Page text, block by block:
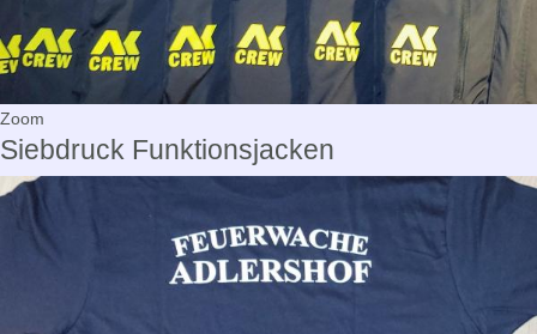
Zoom
Siebdruck Funktionsjacken